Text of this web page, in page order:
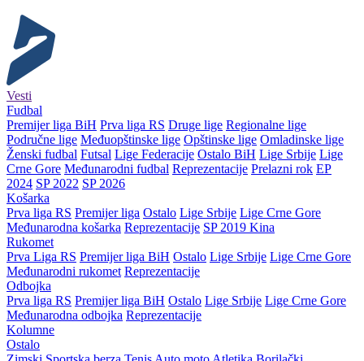
Vesti
Fudbal
Premijer liga BiH Prva liga RS Druge lige Regionalne lige
Područne lige Međuopštinske lige Opštinske lige Omladinske lige
Ženski fudbal Futsal Lige Federacije Ostalo BiH Lige Srbije Lige
Crne Gore Međunarodni fudbal Reprezentacije Prelazni rok EP
2024 SP 2022 SP 2026
Košarka
Prva liga RS Premijer liga Ostalo Lige Srbije Lige Crne Gore
Međunarodna košarka Reprezentacije SP 2019 Kina
Rukomet
Prva Liga RS Premijer liga BiH Ostalo Lige Srbije Lige Crne Gore
Međunarodni rukomet Reprezentacije
Odbojka
Prva liga RS Premijer liga BiH Ostalo Lige Srbije Lige Crne Gore
Međunarodna odbojka Reprezentacije
Kolumne
Ostalo